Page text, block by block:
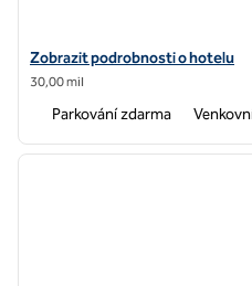
Zobrazit podrobnosti o hotelu
Zobrazit podrobnosti o hotelu
30,00 mil
Parkování zdarma
1 z 12